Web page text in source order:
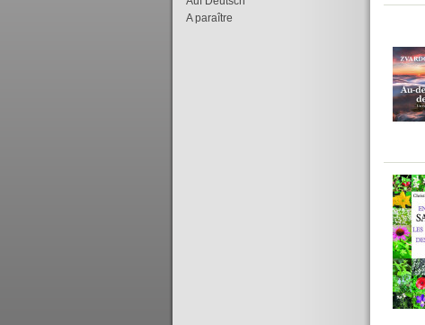
A paraître